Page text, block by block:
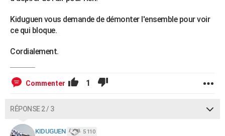
Kiduguen vous demande de démonter l'ensemble pour voir
ce qui bloque.
Cordialement.
Commenter 1
RÉPONSE 2 / 3
KIDUGUEN 5 110